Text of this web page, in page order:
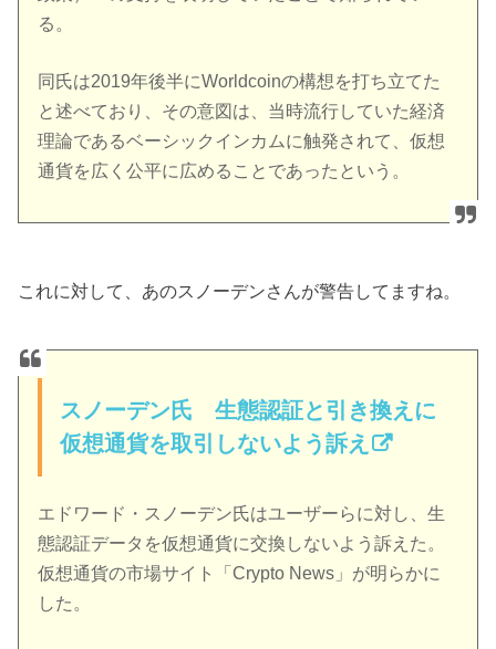
る。
同氏は2019年後半にWorldcoinの構想を打ち立てた
と述べており、その意図は、当時流行していた経済
理論であるベーシックインカムに触発されて、仮想
通貨を広く公平に広めることであったという。
これに対して、あのスノーデンさんが警告してますね。
スノーデン氏 生態認証と引き換えに
仮想通貨を取引しないよう訴え
エドワード・スノーデン氏はユーザーらに対し、生
態認証データを仮想通貨に交換しないよう訴えた。
仮想通貨の市場サイト「Crypto News」が明らかに
した。